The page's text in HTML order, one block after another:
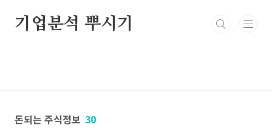
기업분석 뿌시기
돈되는 주식정보 30